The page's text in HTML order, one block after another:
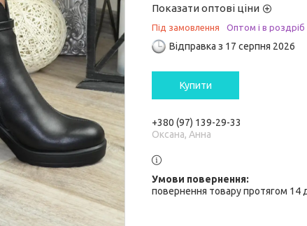
Показати оптові ціни
Під замовлення Оптом і в роздріб
Відправка з 17 серпня 2026
Купити
+380 (97) 139-29-33
Оксана, Анна
повернення товару протягом 14